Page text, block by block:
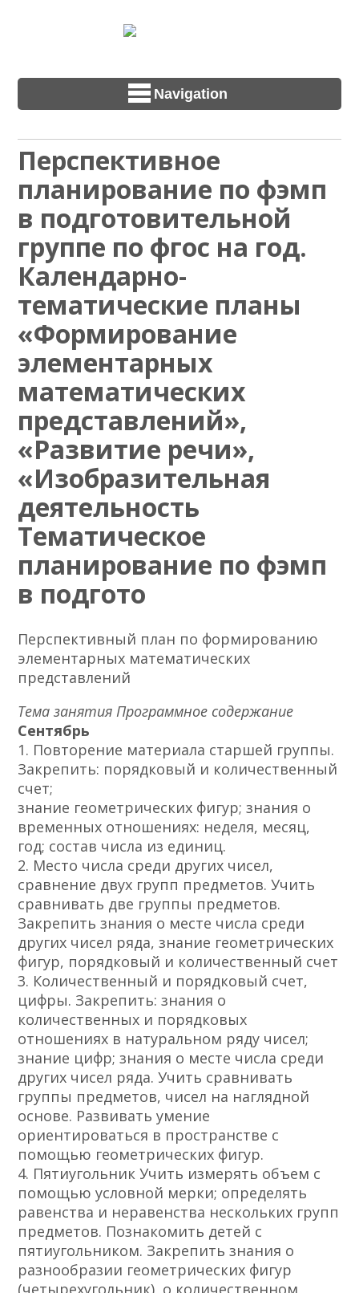
Navigation
Перспективное
планирование по фэмп
в подготовительной
группе по фгос на год.
Календарно-
тематические планы
«Формирование
элементарных
математических
представлений»,
«Развитие речи»,
«Изобразительная
деятельность
Тематическое
планирование по фэмп
в подгото
Перспективный план по формированию
элементарных математических
представлений
Тема занятия Программное содержание
Сентябрь
1. Повторение материала старшей группы.
Закрепить: порядковый и количественный
счет;
знание геометрических фигур; знания о
временных отношениях: неделя, месяц,
год; состав числа из единиц.
2. Место числа среди других чисел,
сравнение двух групп предметов. Учить
сравнивать две группы предметов.
Закрепить знания о месте числа среди
других чисел ряда, знание геометрических
фигур, порядковый и количественный счет
3. Количественный и порядковый счет,
цифры. Закрепить: знания о
количественных и порядковых
отношениях в натуральном ряду чисел;
знание цифр; знания о месте числа среди
других чисел ряда. Учить сравнивать
группы предметов, чисел на наглядной
основе. Развивать умение
ориентироваться в пространстве с
помощью геометрических фигур.
4. Пятиугольник Учить измерять объем с
помощью условной мерки; определять
равенства и неравенства нескольких групп
предметов. Познакомить детей с
пятиугольником. Закрепить знания о
разнообразии геометрических фигур
(четырехугольник), о количественном